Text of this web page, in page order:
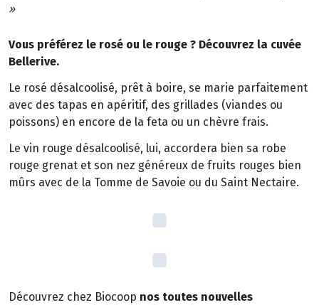
»
Vous préférez le rosé ou le rouge ? Découvrez la cuvée
Bellerive.
Le rosé désalcoolisé, prêt à boire, se marie parfaitement
avec des tapas en apéritif, des grillades (viandes ou
poissons) en encore de la feta ou un chèvre frais.
Le vin rouge désalcoolisé, lui, accordera bien sa robe
rouge grenat et son nez généreux de fruits rouges bien
mûrs avec de la Tomme de Savoie ou du Saint Nectaire.
Découvrez chez Biocoop nos toutes nouvelles